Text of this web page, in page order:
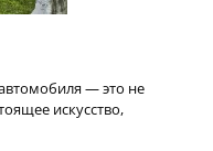
— это не
искусство,